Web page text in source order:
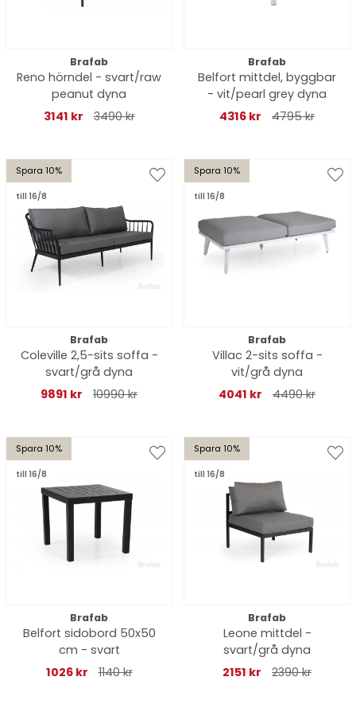
Brafab
Reno hörndel - svart/raw
peanut dyna
3141 kr
3490 kr
Brafab
Belfort mittdel, byggbar
- vit/pearl grey dyna
4316 kr
4795 kr
Spara 10%
till 16/8
Brafab
Coleville 2,5-sits soffa -
svart/grå dyna
9891 kr
10990 kr
Spara 10%
till 16/8
Brafab
Villac 2-sits soffa -
vit/grå dyna
4041 kr
4490 kr
Spara 10%
till 16/8
Brafab
Belfort sidobord 50x50
cm - svart
1026 kr
1140 kr
Spara 10%
till 16/8
Brafab
Leone mittdel -
svart/grå dyna
2151 kr
2390 kr